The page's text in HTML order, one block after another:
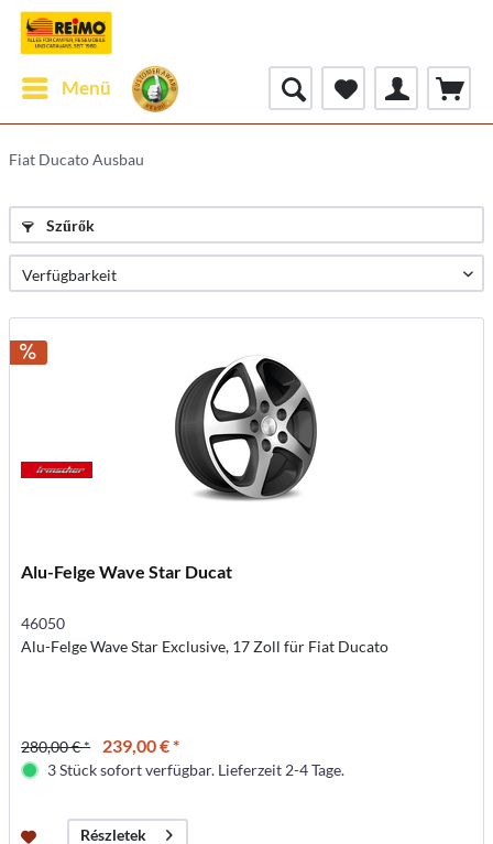
Menü
Fiat Ducato Ausbau
Szűrők
Alu-Felge Wave Star Ducat
46050
Alu-Felge Wave Star Exclusive, 17 Zoll für Fiat Ducato
280,00 € * 239,00 € *
3 Stück sofort verfügbar. Lieferzeit 2-4 Tage.
Részletek